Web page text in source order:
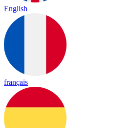
English
français